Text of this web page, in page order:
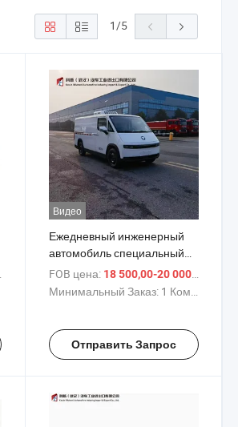
1/5
Видео
Ежедневный инженерный
автомобиль специальный
грузовик на дизельном
топливе Национального VI
FOB цена: 18 500,00-20 000,00 $
Минимальный Заказ: 1 Комплект
Отправить Запрос